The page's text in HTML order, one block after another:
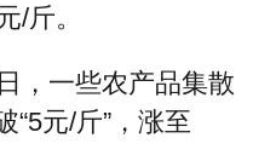
/斤。
，一些农产品集散
“5元/斤”，涨至